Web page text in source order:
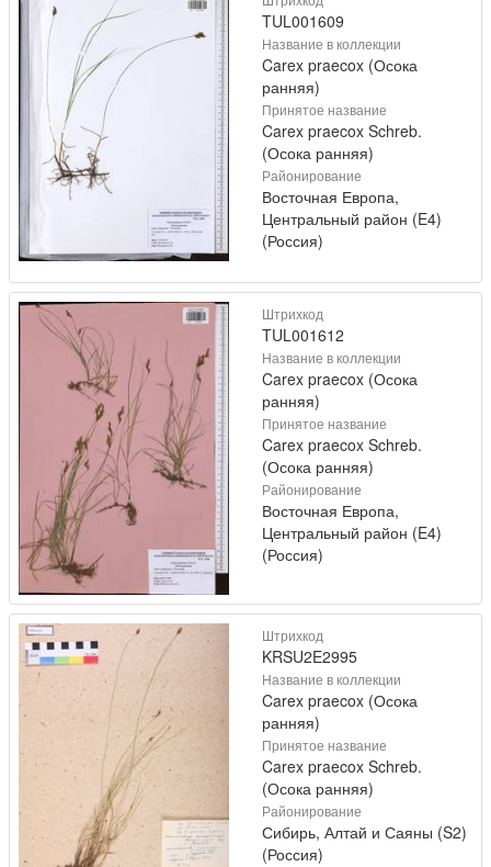
TUL001609
Название в коллекции
Carex praecox (Осока
ранняя)
Принятое название
Carex praecox Schreb.
(Осока ранняя)
Районирование
Восточная Европа,
Центральный район (E4)
(Россия)
Штрихкод
TUL001612
Название в коллекции
Carex praecox (Осока
ранняя)
Принятое название
Carex praecox Schreb.
(Осока ранняя)
Районирование
Восточная Европа,
Центральный район (E4)
(Россия)
Штрихкод
KRSU2E2995
Название в коллекции
Carex praecox (Осока
ранняя)
Принятое название
Carex praecox Schreb.
(Осока ранняя)
Районирование
Сибирь, Алтай и Саяны (S2)
(Россия)